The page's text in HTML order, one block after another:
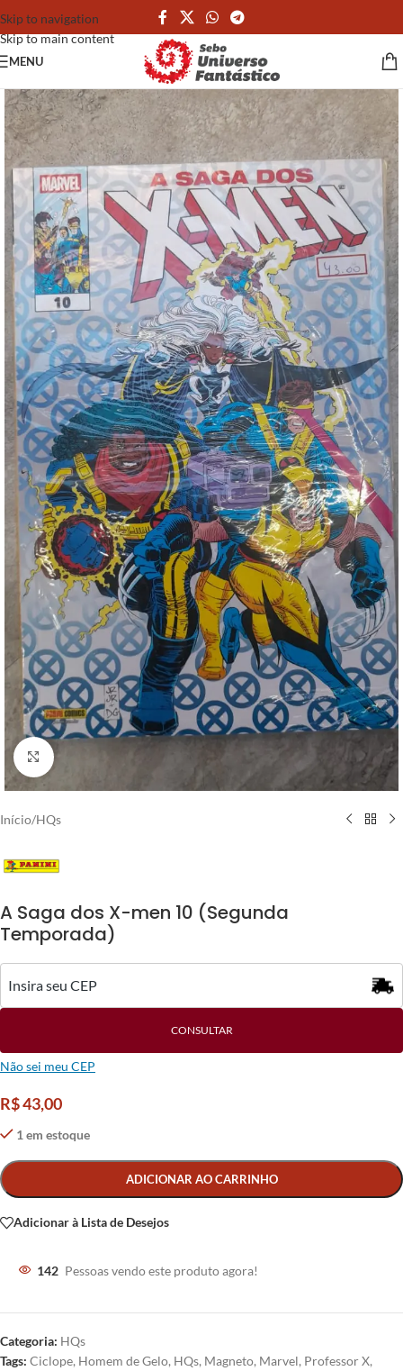
Skip to navigation
Skip to main content
MENU
Clique para ampliar
Início/HQs
A Saga dos X-men 10 (Segunda
Temporada)
CONSULTAR
Não sei meu CEP
R$43,00
1 em estoque
ADICIONAR AO CARRINHO
Alternative:
Adicionar à Lista de Desejos
142 Pessoas vendo este produto agora!
Categoria: HQs
Tags: Ciclope, Homem de Gelo, HQs, Magneto, Marvel, Professor X,